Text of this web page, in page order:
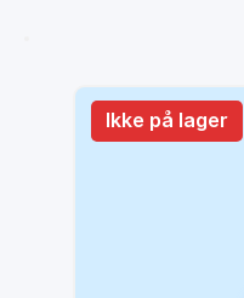
På lager
Ikke på lager